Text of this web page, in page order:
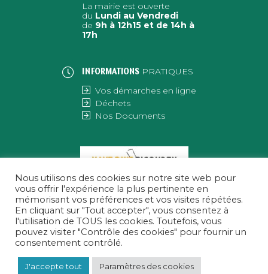
La mairie est ouverte
du Lundi au Vendredi
de 9h à 12h15 et de 14h à
17h
INFORMATIONS PRATIQUES
Vos démarches en ligne
Déchets
Nos Documents
Nous utilisons des cookies sur notre site web pour
vous offrir l'expérience la plus pertinente en
mémorisant vos préférences et vos visites répétées.
En cliquant sur "Tout accepter", vous consentez à
l'utilisation de TOUS les cookies. Toutefois, vous
pouvez visiter "Contrôle des cookies" pour fournir un
consentement contrôlé.
J'accepte tout Paramètres des cookies